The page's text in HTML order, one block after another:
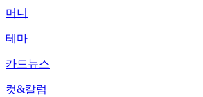
머니
테마
카드뉴스
컷&칼럼